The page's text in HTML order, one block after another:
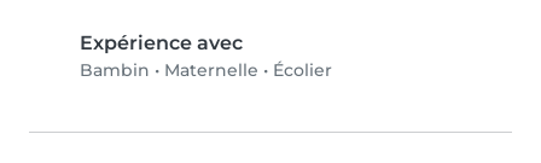
Expérience avec
Bambin • Maternelle • Écolier